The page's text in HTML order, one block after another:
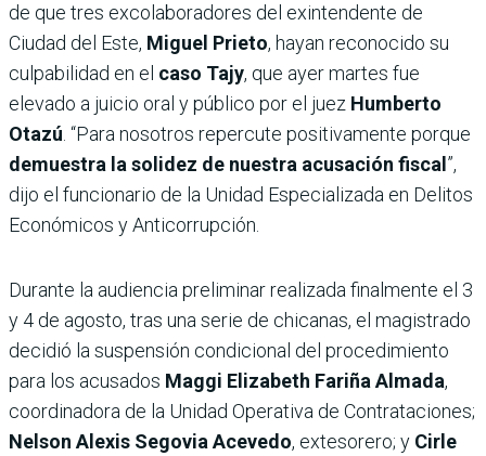
de que tres excolaboradores del exintendente de
Ciudad del Este, Miguel Prieto, hayan reconocido su
culpabilidad en el caso Tajy, que ayer martes fue
elevado a juicio oral y público por el juez Humberto
Otazú. “Para nosotros repercute positivamente porque
demuestra la solidez de nuestra acusación fiscal ”,
dijo el funcionario de la Unidad Especializada en Delitos
Económicos y Anticorrupción.
Durante la audiencia preliminar realizada finalmente el 3
y 4 de agosto, tras una serie de chicanas, el magistrado
decidió la suspensión condicional del procedimiento
para los acusados Maggi Elizabeth Fariña Almada,
coordinadora de la Unidad Operativa de Contrataciones;
Nelson Alexis Segovia Acevedo, extesorero; y Cirle